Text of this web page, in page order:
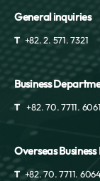
General inquiries
T +82. 2. 571. 7321
Business
T +82. 70. 7711. 6061
Overseas
T +82. 70. 7711.